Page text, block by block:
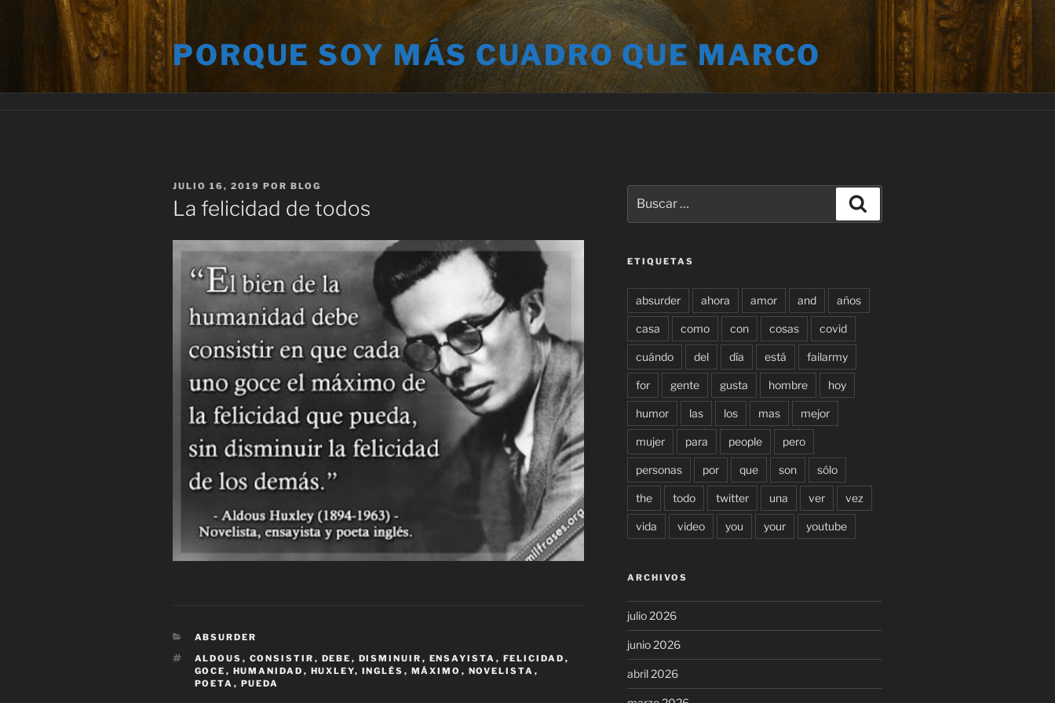
PORQUE SOY MÁS CUADRO QUE MARCO
PUBLICADO
EL
JULIO 16, 2019 POR BLOG
La felicidad de todos
CATEGORÍAS
ABSURDER
ETIQUETAS
ALDOUS , CONSISTIR , DEBE , DISMINUIR , ENSAYISTA , FELICIDAD ,
GOCE , HUMANIDAD , HUXLEY, INGLÉS , MÁXIMO , NOVELISTA ,
POETA , PUEDA
por:
ETIQUETAS
absurder ahora amor and años
casa como con cosas covid
cuándo del día está failarmy
for gente gusta hombre hoy
humor las los mas mejor
mujer para people pero
personas por que son sólo
the todo twitter una ver vez
vida video you your youtube
ARCHIVOS
julio 2026
junio 2026
abril 2026